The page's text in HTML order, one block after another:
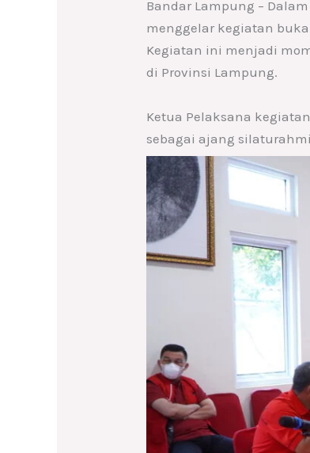
Bandar Lampung –
menggelar kegiatan
Kegiatan ini menjadi
di Provinsi Lampung.
Ketua Pelaksana
sebagai ajang